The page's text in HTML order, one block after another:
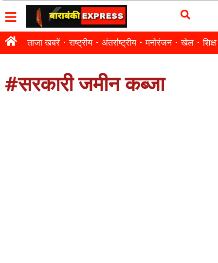
ताजा खबरें राष्ट्रीय अंतर्राष्ट्रीय मनोरंजन खेल शिक्षा
#सरकारी जमीन कब्जा